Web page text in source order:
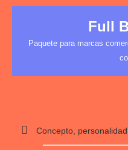
Full
Paquete para marcas
Concepto,